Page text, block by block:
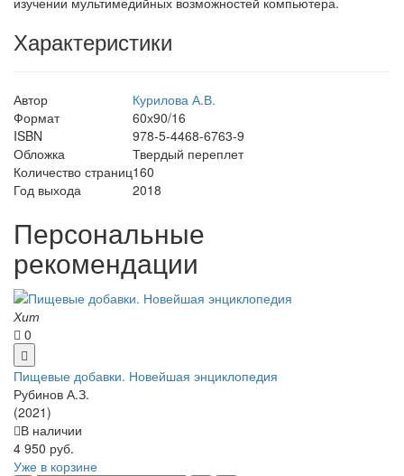
Характеристики
Автор
Курилова А.В.
Формат
60х90/16
ISBN
978-5-4468-6763-9
Обложка
Твердый переплет
Количество страниц160
Год выхода
2018
Персональные
рекомендации
Хит
0
Пищевые добавки. Новейшая энциклопедия
Рубинов А.З.
(2021)
В наличии
4 950 руб.
Уже в корзине